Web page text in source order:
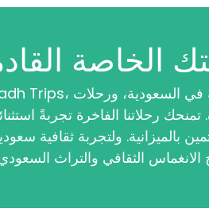
الخاصة
رحلاتنا الفاخرة تجربةً
بالميزانية. ولتجربة ثقافية